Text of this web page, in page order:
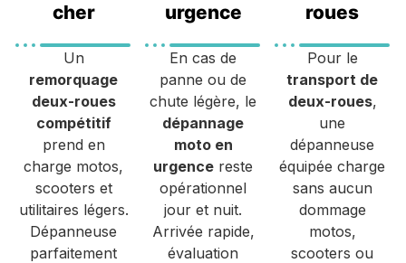
cher
Un
remorquage
deux-roues
compétitif
prend en
charge motos,
scooters et
utilitaires légers.
Dépanneuse
parfaitement
urgence
En cas de
panne ou de
chute légère, le
dépannage
moto en
urgence reste
opérationnel
jour et nuit.
Arrivée rapide,
évaluation
roues
Pour le
transport de
deux-roues,
une
dépanneuse
équipée charge
sans aucun
dommage
motos,
scooters ou